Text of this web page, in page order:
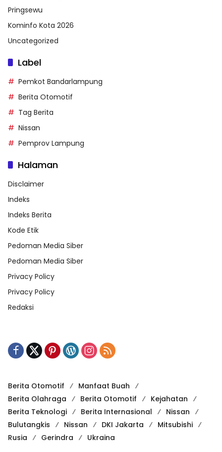
Pringsewu
Kominfo Kota 2026
Uncategorized
Label
Pemkot Bandarlampung
Berita Otomotif
Tag Berita
Nissan
Pemprov Lampung
Halaman
Disclaimer
Indeks
Indeks Berita
Kode Etik
Pedoman Media Siber
Pedoman Media Siber
Privacy Policy
Privacy Policy
Redaksi
Berita Otomotif
Manfaat Buah
Berita Olahraga
Berita Otomotif
Kejahatan
Berita Teknologi
Berita Internasional
Nissan
Bulutangkis
Nissan DKI Jakarta
Mitsubishi
Rusia
Gerindra
Ukraina